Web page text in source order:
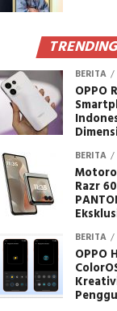
BERITA
OPPO
BERITA
Razr
BERITA
OPPO